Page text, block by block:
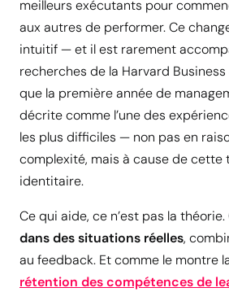
meilleurs exécutants pour
aux autres de performer. Ce
intuitif — et il est rarement
recherches de la Harvard
que la première année de
décrite comme l’une des
les plus difficiles — non pas en
complexité, mais à cause de cette
identitaire.
Ce qui aide, ce n’est pas la théorie.
dans des situations réelles,
au feedback. Et comme le montre
rétention des compétences de